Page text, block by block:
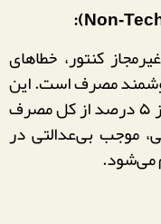
کنتور، خطاهای
مصرف است. این
بخش در برخی مناطق به بیش از ۵ درصد از کل مصرف
موجب بی‌عدالتی در
می‌شود.